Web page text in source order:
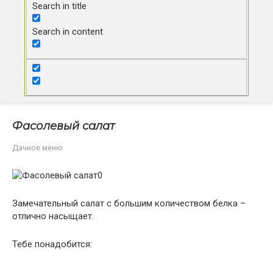
Search in title
Search in content
Фасолевый салат
Дачное меню
Замечательный салат с большим количеством белка –
отлично насыщает.
Тебе понадобится: